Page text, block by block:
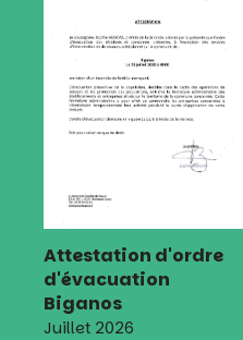
Attestation d'ordre
d'évacuation
Biganos
Juillet 2026